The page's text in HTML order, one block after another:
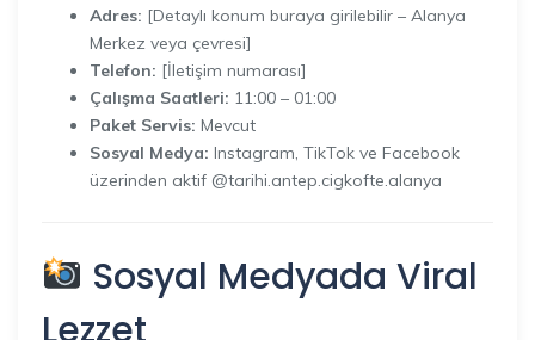
Adres: [Detaylı konum buraya girilebilir – Alanya
Merkez veya çevresi]
Telefon: [İletişim numarası]
Çalışma Saatleri: 11:00 – 01:00
Paket Servis: Mevcut
Sosyal Medya: Instagram, TikTok ve Facebook
üzerinden aktif @tarihi.antep.cigkofte.alanya
Sosyal Medyada Viral
Lezzet